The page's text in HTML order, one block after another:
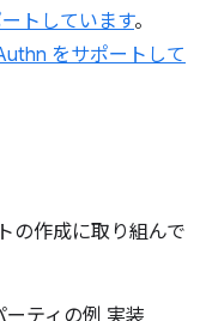
トしています。
をサポートして
の作成に取り組んで
ーティの例 実装